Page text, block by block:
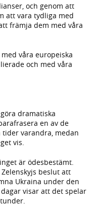
och genom att
att vara tydliga med
främja dem med våra
våra europeiska
och med våra
dramatiska
en av de
tider varandra, medan
vis.
är ödesbestämt.
beslut att
Ukraina under den
visar att det spelar